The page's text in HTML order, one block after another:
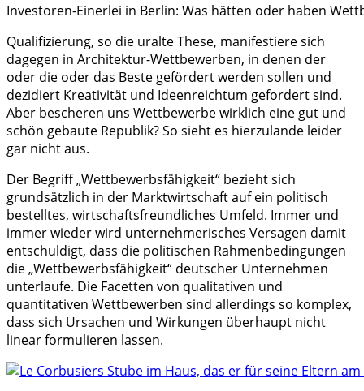
Investoren-Einerlei in Berlin: Was hätten oder haben
Qualifizierung, so die uralte These, manifestiere sich
dagegen in Architektur-Wettbewerben, in denen der
oder die oder das Beste gefördert werden sollen und
dezidiert Kreativität und Ideenreichtum gefordert sind.
Aber bescheren uns Wettbewerbe wirklich eine gut und
schön gebaute Republik? So sieht es hierzulande leider
gar nicht aus.
Der Begriff „Wettbewerbsfähigkeit“ bezieht sich
grundsätzlich in der Marktwirtschaft auf ein politisch
bestelltes, wirtschaftsfreundliches Umfeld. Immer und
immer wieder wird unternehmerisches Versagen damit
entschuldigt, dass die politischen Rahmenbedingungen
die „Wettbewerbsfähigkeit“ deutscher Unternehmen
unterlaufe. Die Facetten von qualitativen und
quantitativen Wettbewerben sind allerdings so komplex,
dass sich Ursachen und Wirkungen überhaupt nicht
linear formulieren lassen.